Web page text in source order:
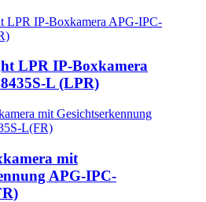
LPR IP-Boxkamera
L (LPR)
mit
APG-IPC-